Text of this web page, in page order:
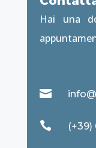
Hai una

 (+39)